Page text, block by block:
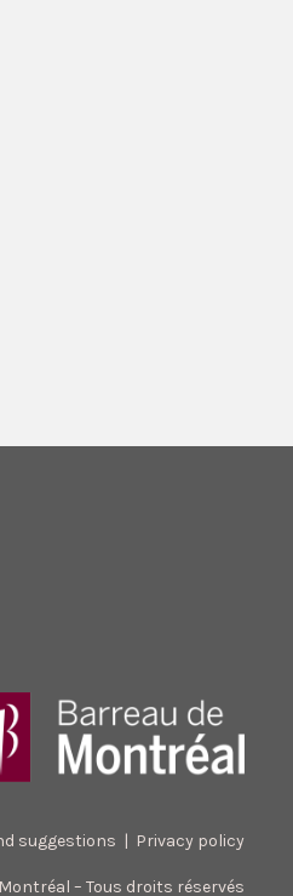
suggestions Privacy policy
– Tous droits réservés